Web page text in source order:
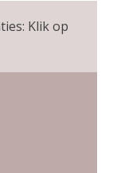
Klik op